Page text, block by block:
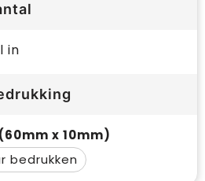
in
x 10mm)